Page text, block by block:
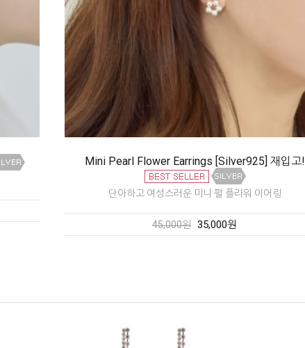
Mini Pearl Flower Earrings [Silver925] 재입고!
단아하고 여성스러운 미니 펄 플라워 이어링
45,000원 35,000원